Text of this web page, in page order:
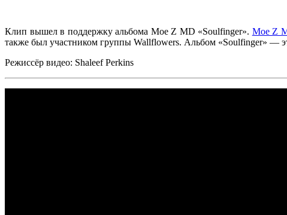
Клип вышел в поддержку альбома Moe Z MD «Soulfinger». Moe Z
также был участником группы Wallflowers. Альбом «Soulfinger» —
Режиссёр видео: Shaleef Perkins